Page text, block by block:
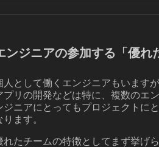
ンジニアの参加する「優れ
人として働くエンジニアもいます
プリの開発などは特に、複数のエ
ジニアにとってもプロジェクトに
ります。
れたチームの特徴としてまず挙げ